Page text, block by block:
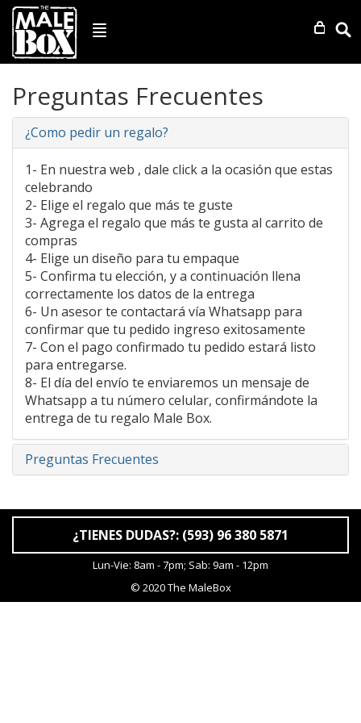
Preguntas Frecuentes
¿Como pedir un regalo?
1- En nuestra web , dale click a la ocasión que estas
celebrando
2- Elige el regalo que más te guste
3- Agrega el regalo que más te gusta al carrito de
compras
4- Elige un diseño para tu empaque
5- Confirma tu elección, y a continuación llena
correctamente los datos de la entrega
6- Un asesor te contactará vía Whatsapp para
confirmar que tu pedido ingreso exitosamente
7- Con el pago confirmado tu pedido estará listo
para entregarse.
8- El día del envío te enviaremos un mensaje de
Whatsapp a tu número celular, confirmándote la
entrega de tu regalo Male Box.
Preguntas Frecuentes
¿TIENES DUDAS?: (593) 96 380 5871
Lun-Vie: 8am - 7pm; Sab: 9am - 12pm
© 2020 The MaleBox